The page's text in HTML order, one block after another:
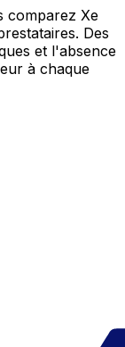
comparez Xe
Des
et l'absence
à chaque